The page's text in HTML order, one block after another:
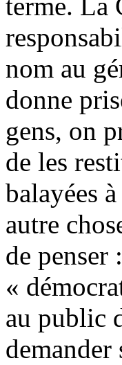
terme. La
nom au
donne
gens, on
de les
balayées
autre
de penser
«
au public